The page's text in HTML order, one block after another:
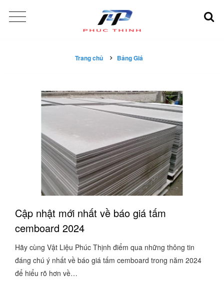
Trang chủ Bảng Giá
Cập nhật mới nhất về báo giá tấm
cemboard 2024
Hãy cùng Vật Liệu Phúc Thịnh điểm qua những thông tin
đáng chú ý nhất về báo giá tấm cemboard trong năm 2024
để hiểu rõ hơn về…